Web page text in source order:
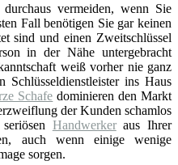
durchaus vermeiden, wenn Sie
Fall benötigen Sie gar keinen
sind und einen Zweitschlüssel
in der Nähe untergebracht
weiß vorher nie ganz
Schlüsseldienstleister ins Haus
Schafe dominieren den Markt
der Kunden schamlos
Handwerkeraus Ihrer
auch wenn einige wenige
sorgen.